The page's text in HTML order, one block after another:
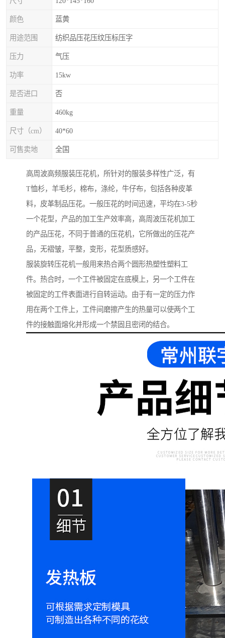
颜色 蓝黄
用途范围 纺织品压花压纹压标压字
压力 气压
功率 15kw
是否进口 否
重量 460kg
尺寸（cm） 40*60
可售卖地 全国
高周波高频服装压花机，所针对的服装多样性广泛，有
T恤杉，羊毛杉，棉布，涤纶，牛仔布，包括各种皮革
料，皮革制品压花。一般压花的时间迅速，平均在3-5秒
一个花型，产品的加工生产效率高，高周波压花机加工
的产品压花，不同于普通的压花机，它所做出的压花产
品，无褶皱，平整，变形，花型质感好。
服装旋转压花机一般用来热合两个圆形热塑性塑料工
件。热合时，一个工件被固定在底模上，另一个工件在
被固定的工件表面进行自转运动。由于有一定的压力作
用在两个工件上，工件间磨擦产生的热量可以使两个工
件的接触面熔化并形成一个禁固且密闭的结合。